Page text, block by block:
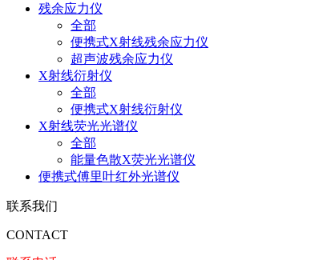
残余应力仪
全部
便携式X射线残余应力仪
超声波残余应力仪
X射线衍射仪
全部
便携式X射线衍射仪
X射线荧光光谱仪
全部
能量色散X荧光光谱仪
便携式傅里叶红外光谱仪
联系我们
CONTACT